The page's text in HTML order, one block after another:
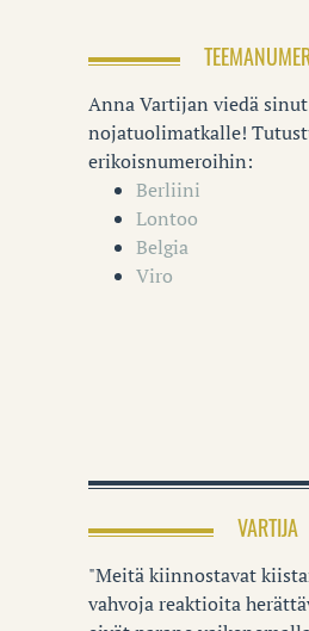
Anna Vartijan viedä sinut
nojatuolimatkalle!
erikoisnumeroihin:
Berliini
Lontoo
Belgia
Viro
VARTIJA
"Meitä kiinnostavat
vahvoja reaktioita